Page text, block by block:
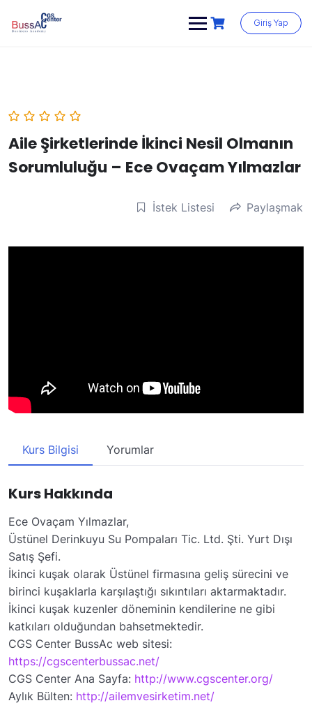
content
Giriş Yap
Aile Şirketlerinde İkinci Nesil Olmanın
Sorumluluğu – Ece Ovaçam Yılmazlar
İstek Listesi Paylaşmak
Kurs Bilgisi Yorumlar
Kurs Hakkında
Ece Ovaçam Yılmazlar,
Üstünel Derinkuyu Su Pompaları Tic. Ltd. Şti. Yurt Dışı
Satış Şefi.
İkinci kuşak olarak Üstünel firmasına geliş sürecini ve
birinci kuşaklarla karşılaştığı sıkıntıları aktarmaktadır.
İkinci kuşak kuzenler döneminin kendilerine ne gibi
katkıları olduğundan bahsetmektedir.
CGS Center BussAc web sitesi:
https://cgscenterbussac.net/
CGS Center Ana Sayfa: http://www.cgscenter.org/
Aylık Bülten: http://ailemvesirketim.net/